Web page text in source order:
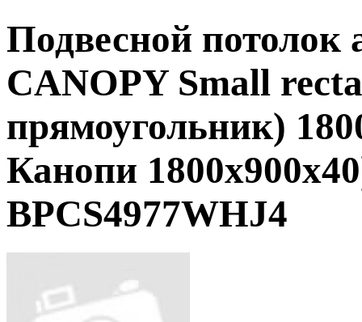
Подвесной
CANOPY Small
прямоугольник)
Канопи
BPCS4977WHJ4